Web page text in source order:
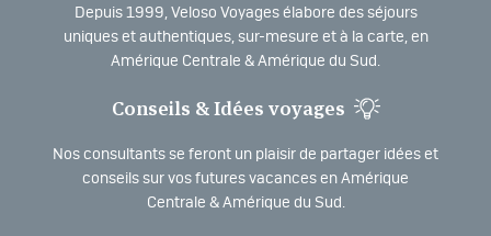
Depuis 1999, Veloso Voyages élabore des séjours
uniques et authentiques, sur-mesure et à la carte, en
Amérique Centrale & Amérique du Sud.
Conseils & Idées voyages
Nos consultants se feront un plaisir de partager idées et
conseils sur vos futures vacances en Amérique
Centrale & Amérique du Sud.